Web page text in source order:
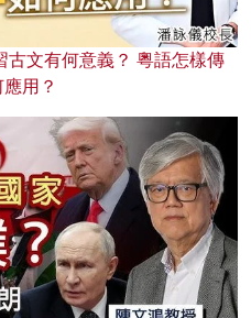
古文有何意義？ 粵語怎樣傳
用？